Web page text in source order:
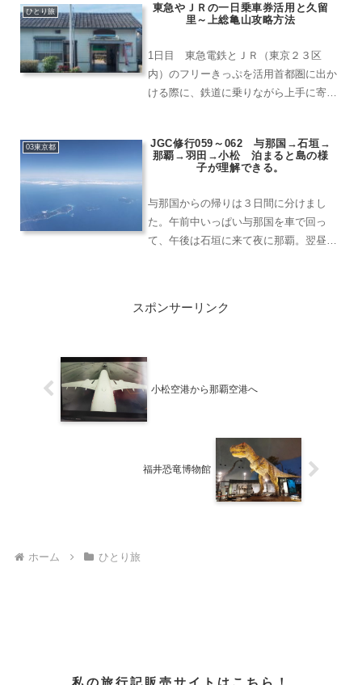
ビティで楽しむか、何もしないで移動に
ひとり旅
東急やＪＲの一日乗車券活用と久留
里～上総亀山攻略方法
1日目 東急電鉄とＪＲ（東京２３区
内）のフリーきっぷを活用首都圏に出か
ける際に、鉄道に乗りながら上手に寄り
の乗車券の活用方法、一日乗車券の活用
方法として以下を取り上げ...
03東京都
JGC修行059～062 与那国→石垣→
那覇→羽田→小松 泊まると島の様
子が理解できる。
与那国からの帰りは３日間に分けまし
た。午前中いっぱい与那国を車で回っ
て、午後は石垣に来て夜に那覇。翌昼に
からこその組める日程でもあり...
スポンサーリンク
小松空港から那覇空港へ
福井恐竜博物館
ホーム ひとり旅